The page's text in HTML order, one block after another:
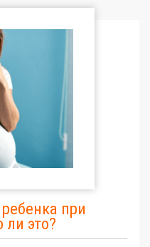
при
ли это?